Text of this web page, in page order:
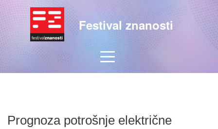
Festival znanosti
Prognoza potrošnje električne